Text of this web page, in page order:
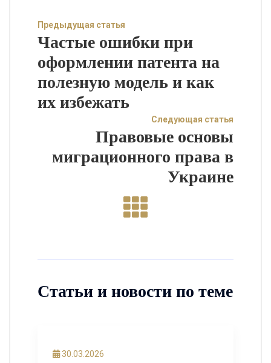
Предыдущая статья
Частые ошибки при
оформлении патента на
полезную модель и как
их избежать
Следующая статья
Правовые основы
миграционного права в
Украине
Статьи и новости по теме
30.03.2026